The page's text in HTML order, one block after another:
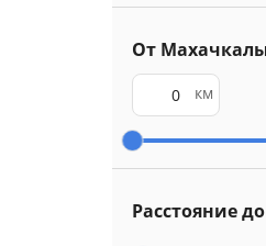
От
км
Расстояние